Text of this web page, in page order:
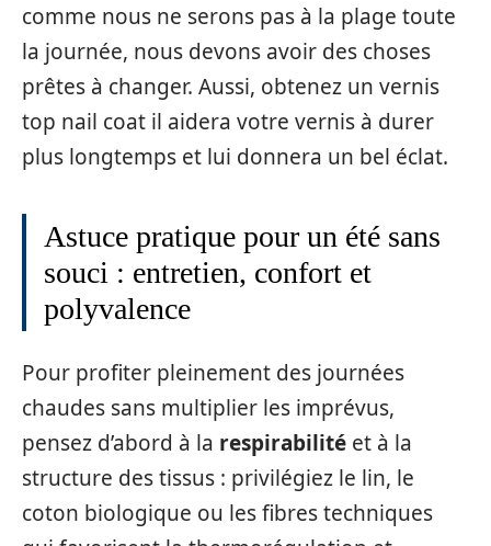
comme nous ne serons pas à la plage toute
la journée, nous devons avoir des choses
prêtes à changer. Aussi, obtenez un vernis
top nail coat il aidera votre vernis à durer
plus longtemps et lui donnera un bel éclat.
Astuce pratique pour un été sans
souci : entretien, confort et
polyvalence
Pour profiter pleinement des journées
chaudes sans multiplier les imprévus,
pensez d’abord à la respirabilité et à la
structure des tissus : privilégiez le lin, le
coton biologique ou les fibres techniques